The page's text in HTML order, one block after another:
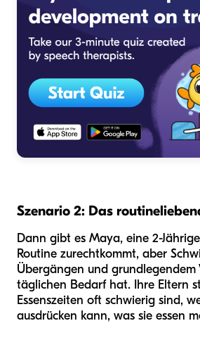
Szenario 2: Das
Dann gibt es Maya, eine 2-
Routine zurechtkommt, aber
Übergängen und grundlegendem
täglichen Bedarf hat. Ihre Eltern
Essenszeiten oft schwierig sind,
ausdrücken kann, was sie essen